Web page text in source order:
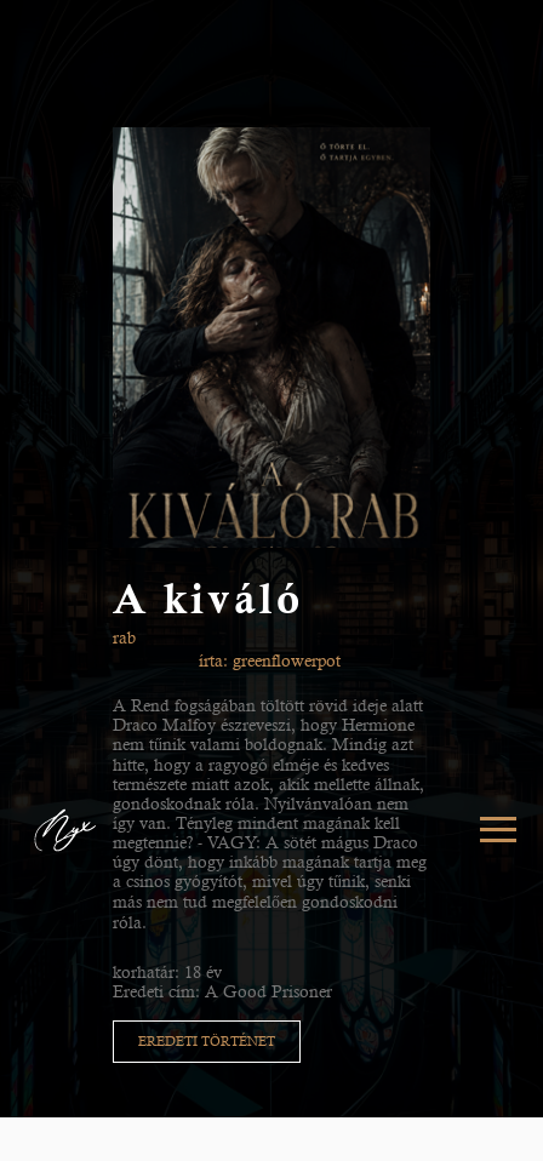
A kiváló
rab
írta: greenflowerpot
A Rend fogságában töltött rövid ideje alatt
Draco Malfoy észreveszi, hogy Hermione
nem tűnik valami boldognak. Mindig azt
hitte, hogy a ragyogó elméje és kedves
természete miatt azok, akik mellette állnak,
gondoskodnak róla. Nyilvánvalóan nem
így van. Tényleg mindent magának kell
megtennie? - VAGY: A sötét mágus Draco
úgy dönt, hogy inkább magának tartja meg
a csinos gyógyítót, mivel úgy tűnik, senki
más nem tud megfelelően gondoskodni
róla.
korhatár: 18 év
Eredeti cím: A Good Prisoner
EREDETI TÖRTÉNET